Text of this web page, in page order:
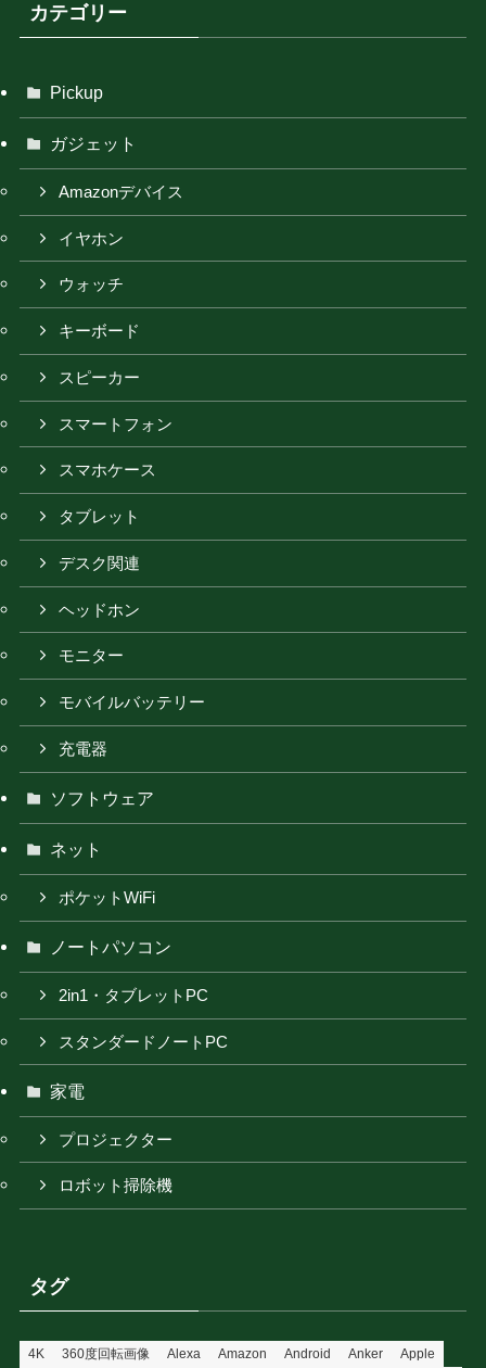
カテゴリー
Pickup
ガジェット
Amazonデバイス
イヤホン
ウォッチ
キーボード
スピーカー
スマートフォン
スマホケース
タブレット
デスク関連
ヘッドホン
モニター
モバイルバッテリー
充電器
ソフトウェア
ネット
ポケットWiFi
ノートパソコン
2in1・タブレットPC
スタンダードノートPC
家電
プロジェクター
ロボット掃除機
タグ
4K 360度回転画像 Alexa Amazon Android Anker Apple